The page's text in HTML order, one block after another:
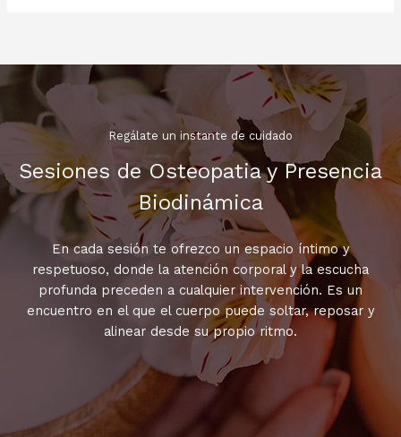
Regálate un instante de cuidado
Sesiones de Osteopatia y Presencia
Biodinámica
En cada sesión te ofrezco un espacio íntimo y
respetuoso, donde la atención corporal y la escucha
profunda preceden a cualquier intervención. Es un
encuentro en el que el cuerpo puede soltar, reposar y
alinear desde su propio ritmo.